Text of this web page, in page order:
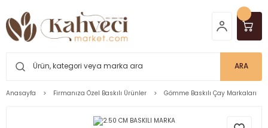
ARA
Anasayfa Firmanıza Özel Baskılı Ürünler Gömme Baskılı Çay Markaları